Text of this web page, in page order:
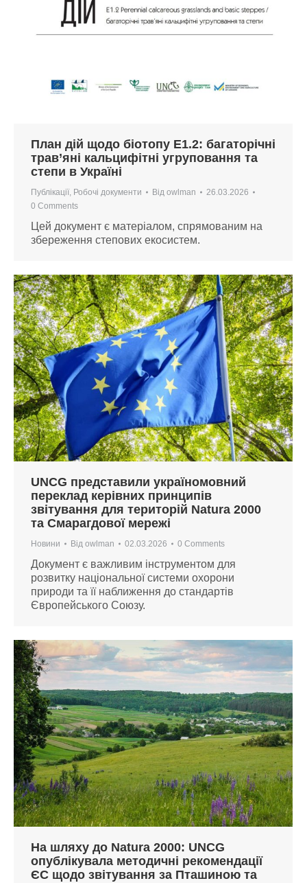
План дій щодо біотопу E1.2: багаторічні
трав’яні кальцифітні угруповання та
степи в Україні
Публікації, Робочі документи Від owlman
26.03.2026
0 Comments
Цей документ є матеріалом, спрямованим на
збереження степових екосистем.
UNCG представили україномовний
переклад керівних принципів
звітування для територій Natura 2000
та Смарагдової мережі
Новини Від owlman 02.03.2026 0 Comments
Документ є важливим інструментом для
розвитку національної системи охорони
природи та її наближення до стандартів
Європейського Союзу.
На шляху до Natura 2000: UNCG
опублікувала методичні рекомендації
ЄС щодо звітування за Пташиною та